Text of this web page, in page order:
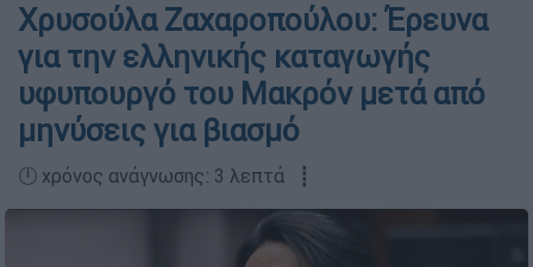
Χρυσούλα Ζαχαροπούλου: Έρευνα
για την ελληνικής καταγωγής
υφυπουργό του Μακρόν μετά από
μηνύσεις για βιασμό
🕛 χρόνος ανάγνωσης: 3 λεπτά ┋